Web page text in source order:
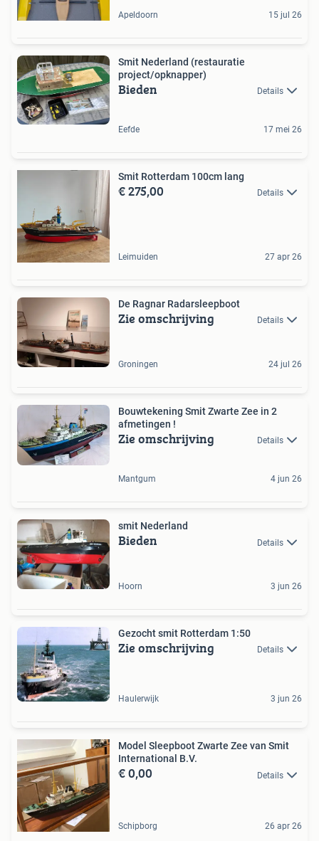
Apeldoorn 15 jul 26
Smit Nederland (restauratie
project/opknapper)
Bieden Details
Eefde 17 mei 26
Smit Rotterdam 100cm lang
€ 275,00 Details
Leimuiden 27 apr 26
De Ragnar Radarsleepboot
Zie omschrijving Details
Groningen 24 jul 26
Bouwtekening Smit Zwarte Zee in 2
afmetingen !
Zie omschrijving Details
Mantgum 4 jun 26
smit Nederland
Bieden Details
Hoorn 3 jun 26
Gezocht smit Rotterdam 1:50
Zie omschrijving Details
Haulerwijk 3 jun 26
Model Sleepboot Zwarte Zee van Smit
International B.V.
€ 0,00 Details
Schipborg 26 apr 26